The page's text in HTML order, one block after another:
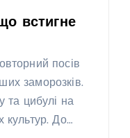
встигне
посів
заморозків.
та цибулі на
культур. До…